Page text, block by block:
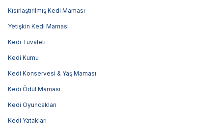
Kısırlaştırılmış Kedi Maması
Yetişkin Kedi Maması
Kedi Tuvaleti
Kedi Kumu
Kedi Konservesi & Yaş Maması
Kedi Ödül Maması
Kedi Oyuncakları
Kedi Yatakları